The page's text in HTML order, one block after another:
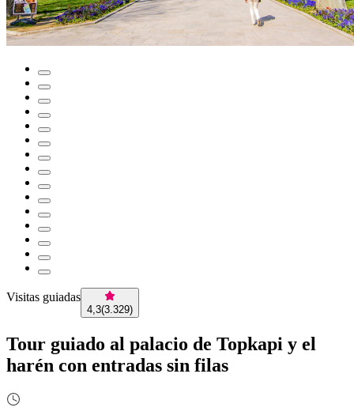
Visitas guiadas
4,3(3.329)
Tour guiado al palacio de Topkapi y el
harén con entradas sin filas